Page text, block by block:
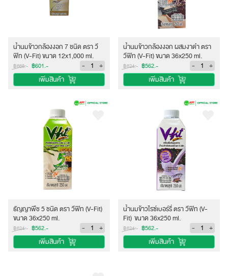
น้ำนมข้าวกล้องงอก 7 ชนิด ตรา วี
ฟิท (V-Fit) ขนาด 12x1,000 ml.
฿668.- ฿601.- -
+
เพิ่มสินค้า
น้ำนมข้าวกล้องงอก ผสมงาดำ ตรา
วีฟิท (V-Fit) ขนาด 36x250 ml.
฿624.- ฿562.- -
+
เพิ่มสินค้า
ธัญญาพืช 5 ชนิด ตรา วีฟิท (V-Fit)
ขนาด 36x250 ml.
฿624.- ฿562.- -
+
เพิ่มสินค้า
น้ำนมข้าวไรซ์เบอร์รี่ ตรา วีฟิท (V-
Fit) ขนาด 36x250 ml.
฿624.- ฿562.- -
+
เพิ่มสินค้า